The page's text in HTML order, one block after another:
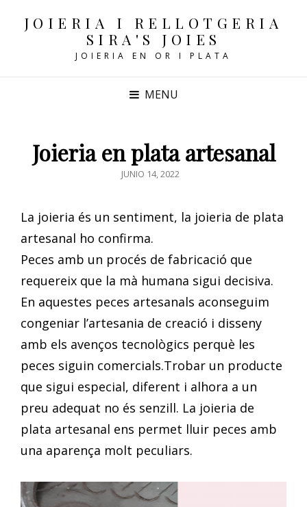
JOIERIA I RELLOTGERIA
SIRA'S JOIES
JOIERIA EN OR I PLATA
MENU
Joieria en plata artesanal
POSTED
JUNIO 14, 2022
La joieria és un sentiment, la joieria de plata
artesanal ho confirma.
Peces amb un procés de fabricació que
requereix que la mà humana sigui decisiva.
En aquestes peces artesanals aconseguim
congeniar l’artesania de creació i disseny
amb els avenços tecnològics perquè les
peces siguin comercials.Trobar un producte
que sigui especial, diferent i alhora a un
preu adequat no és senzill. La joieria de
plata artesanal ens permet lluir peces amb
una aparença molt peculiars.